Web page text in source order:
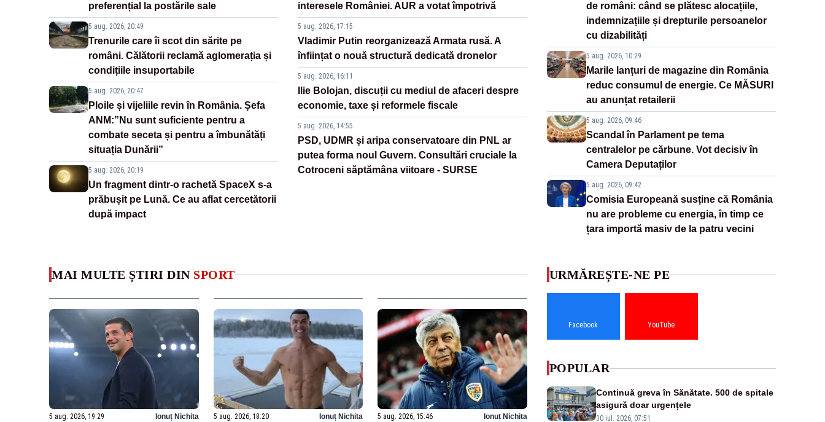
preferențial la postările sale
5 aug. 2026, 20:49
Trenurile care îi scot din sărite pe
români. Călătorii reclamă aglomerația și
condițiile insuportabile
5 aug. 2026, 20:47
Ploile și vijeliile revin în România. Șefa
ANM:”Nu sunt suficiente pentru a
combate seceta și pentru a îmbunătăți
situația Dunării”
5 aug. 2026, 20:19
Un fragment dintr-o rachetă SpaceX s-a
prăbușit pe Lună. Ce au aflat cercetătorii
după impact
interesele României. AUR a votat împotrivă
5 aug. 2026, 17:15
Vladimir Putin reorganizează Armata rusă. A
înființat o nouă structură dedicată dronelor
5 aug. 2026, 16:11
Ilie Bolojan, discuții cu mediul de afaceri despre
economie, taxe și reformele fiscale
5 aug. 2026, 14:55
PSD, UDMR și aripa conservatoare din PNL ar
putea forma noul Guvern. Consultări cruciale la
Cotroceni săptămâna viitoare - SURSE
de români: când se plătesc alocațiile,
indemnizațiile și drepturile persoanelor
cu dizabilități
5 aug. 2026, 10:29
Marile lanțuri de magazine din România
reduc consumul de energie. Ce MĂSURI
au anunțat retailerii
5 aug. 2026, 09:46
Scandal în Parlament pe tema
centralelor pe cărbune. Vot decisiv în
Camera Deputaților
5 aug. 2026, 09:42
Comisia Europeană susține că România
nu are probleme cu energia, în timp ce
țara importă masiv de la patru vecini
MAI MULTE ȘTIRI DIN SPORT
5 aug. 2026, 19:29 Ionuț Nichita 5 aug. 2026, 18:20 Ionuț Nichita 5 aug. 2026, 15:46 Ionuț Nichita
URMĂREȘTE-NE PE
Facebook YouTube
POPULAR
Continuă greva în Sănătate. 500 de spitale
asigură doar urgențele
30 iul. 2026, 07:51